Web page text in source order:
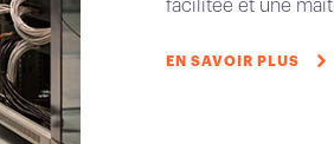
facilitée et une
EN SAVOIR PLUS